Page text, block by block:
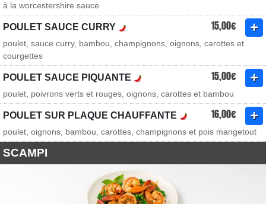
à la worcestershire sauce
POULET SAUCE CURRY 15,00€
poulet, sauce curry, bambou, champignons, oignons, carottes et
courgettes
POULET SAUCE PIQUANTE 15,00€
poulet, poivrons verts et rouges, oignons, carottes et bambou
POULET SUR PLAQUE CHAUFFANTE 16,00€
poulet, oignons, bambou, carottes, champignons et pois mangetout
SCAMPI